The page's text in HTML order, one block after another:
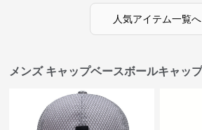
人気アイテム一覧へ
メンズ キャップベースボールキャッ